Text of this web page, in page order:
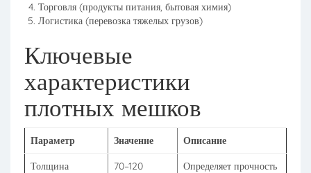
Торговля (продукты питания, бытовая химия)
Логистика (перевозка тяжелых грузов)
Ключевые
характеристики
плотных мешков
Параметр Значение Описание
Толщина
70–120
Определяет прочность